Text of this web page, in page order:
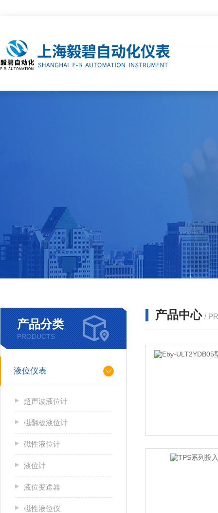
产品分类
PRODUCTS
液位仪表
超声波液位计
磁翻板液位计
磁性液位计
液位计
液位变送器
磁性液位仪
产品中心 /